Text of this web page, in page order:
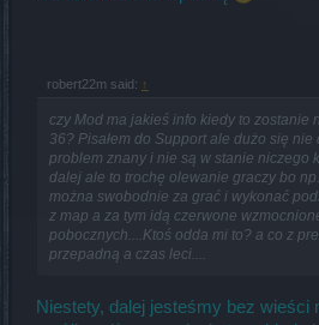
robert22m said: ↑
czy Mod ma jakieś info kiedy to zostanie
36? Pisałem do Support ale dużo się
problem znany i nie są w stanie niczego
dalej ale to trochę olewanie graczy bo
można swobodnie za grać i wykonać
z map a za tym idą czerwone
pobocznych....Ktoś odda mi to? a co z
przepadną a czas leci....
Niestety, dalej jesteśmy bez wieści